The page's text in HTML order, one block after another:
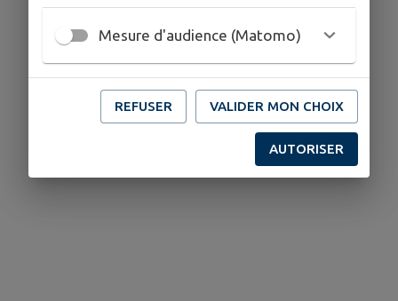
Mesure d'audience (Matomo)
REFUSER VALIDER MON CHOIX
AUTORISER